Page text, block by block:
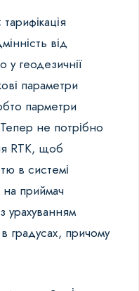
від
у геодезичнії
параметри
парметри
не потрібно
RTK, щоб
в системі
приймач
урахуванням
градусах, причому